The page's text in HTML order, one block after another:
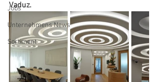
Jobs
Unternehmens News
Sortiment
Vaduz.